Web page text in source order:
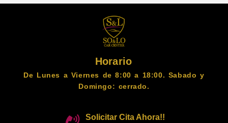
Horario
De Lunes a Viernes de 8:00 a 18:00. Sabado y
Domingo: cerrado.
Solicitar Cita Ahora!!